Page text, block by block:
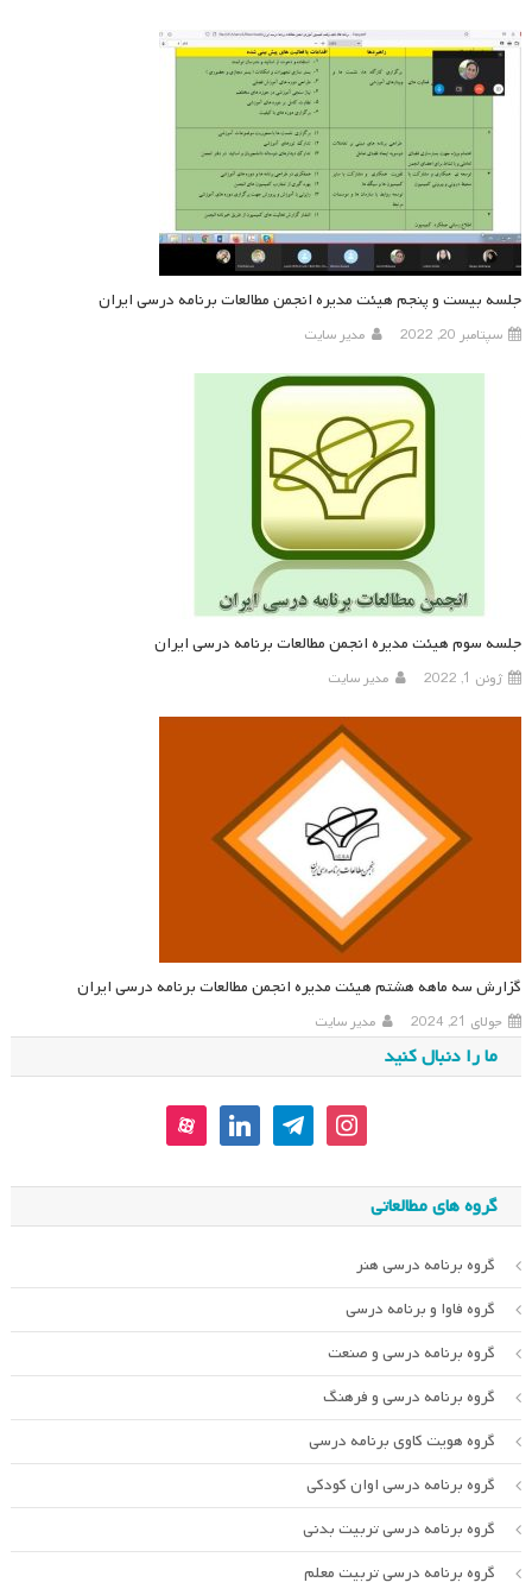
جلسه بیست و پنجم هیئت مدیره انجمن مطالعات برنامه درسی ایران
سپتامبر 20, 2022 مدیر سایت
جلسه سوم هیئت مدیره انجمن مطالعات برنامه درسی ایران
ژوئن 1, 2022 مدیر سایت
گزارش سه ماهه هشتم هیئت مدیره انجمن مطالعات برنامه درسی ایران
جولای 21, 2024 مدیر سایت
ما را دنبال کنید
instagram
telegram
linkedin
aparat
گروه های مطالعاتی
گروه برنامه درسی هنر
گروه فاوا و برنامه درسی
گروه برنامه درسی و صنعت
گروه برنامه درسی و فرهنگ
گروه هویت کاوی برنامه درسی
گروه برنامه درسی اوان کودکی
گروه برنامه درسی تربیت بدنی
گروه برنامه درسی تربیت معلم